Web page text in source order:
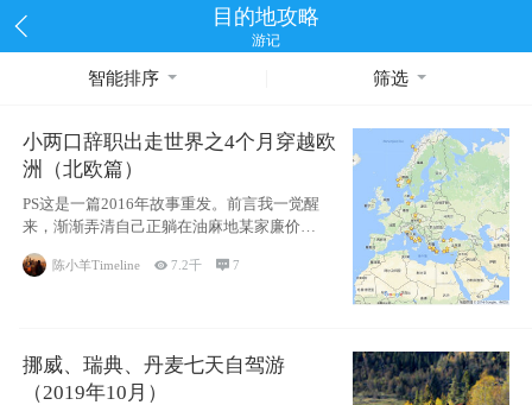
目的地攻略
游记
智能排序 筛选
小两口辞职出走世界之4个月穿越欧
洲（北欧篇）
PS这是一篇2016年故事重发。前言我一觉醒
来，渐渐弄清自己正躺在油麻地某家廉价宾
馆
陈小羊Timeline 7.2千 7
挪威、瑞典、丹麦七天自驾游
（2019年10月）